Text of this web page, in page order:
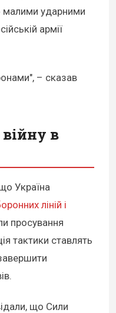
малими ударними
армії
– сказав
в
Україна
ліній і
просування
тактики ставлять
що Сили